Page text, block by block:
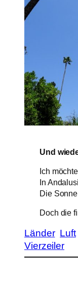
Und
Ich
In
Die
Doch die
Länder Luft
Vierzeiler